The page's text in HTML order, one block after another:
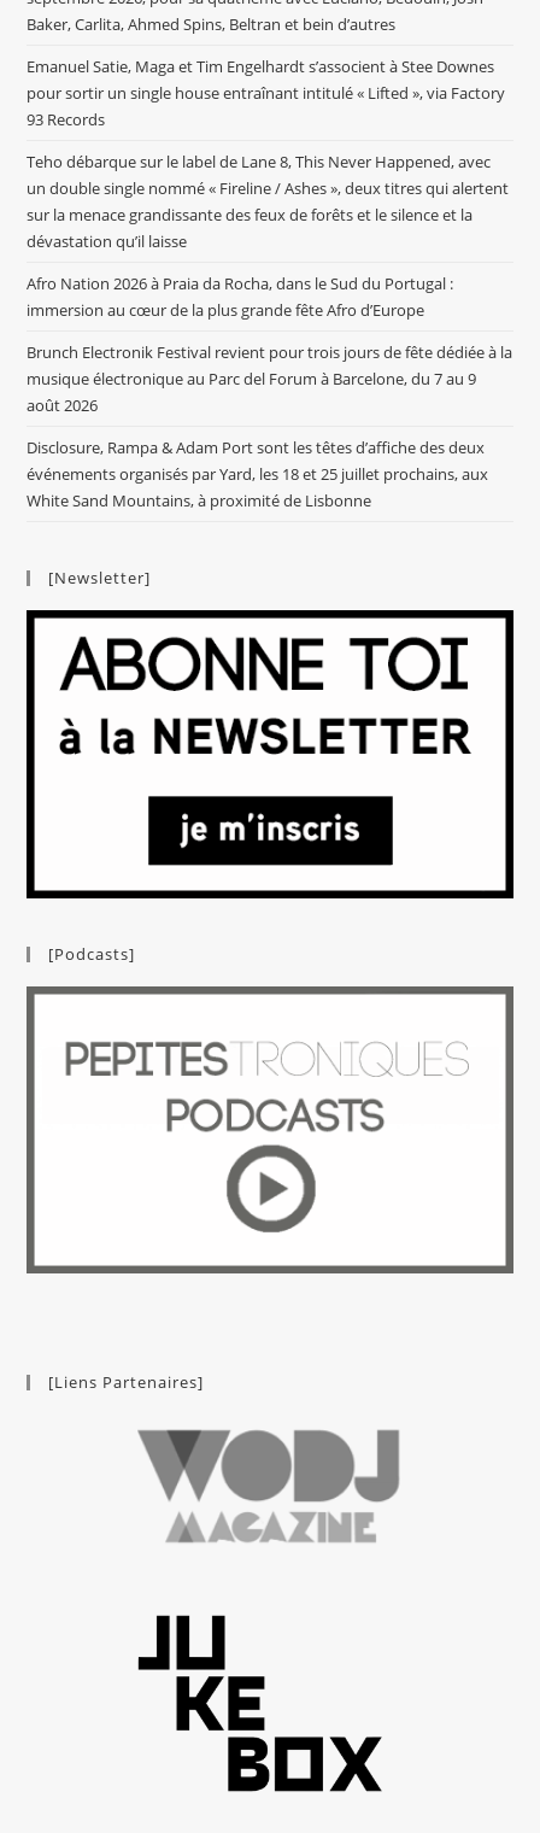
Baker, Carlita, Ahmed Spins, Beltran et bein d’autres
Emanuel Satie, Maga et Tim Engelhardt s’associent à Stee Downes
pour sortir un single house entraînant intitulé « Lifted », via Factory
93 Records
Teho débarque sur le label de Lane 8, This Never Happened, avec
un double single nommé « Fireline / Ashes », deux titres qui alertent
sur la menace grandissante des feux de forêts et le silence et la
dévastation qu’il laisse
Afro Nation 2026 à Praia da Rocha, dans le Sud du Portugal :
immersion au cœur de la plus grande fête Afro d’Europe
Brunch Electronik Festival revient pour trois jours de fête dédiée à la
musique électronique au Parc del Forum à Barcelone, du 7 au 9
août 2026
Disclosure, Rampa & Adam Port sont les têtes d’affiche des deux
événements organisés par Yard, les 18 et 25 juillet prochains, aux
White Sand Mountains, à proximité de Lisbonne
[Newsletter]
[Podcasts]
[Liens Partenaires]